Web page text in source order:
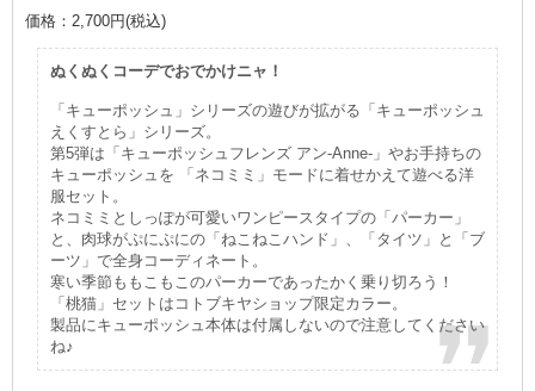
価格：2,700円(税込)
ぬくぬくコーデでおでかけニャ！
「キューポッシュ」シリーズの遊びが拡がる「キューポッシュ
えくすとら」シリーズ。
第5弾は「キューポッシュフレンズ アン-Anne-」やお手持ちの
キューポッシュを 「ネコミミ」モードに着せかえて遊べる洋
服セット。
ネコミミとしっぽが可愛いワンピースタイプの「パーカー」
と、肉球がぷにぷにの「ねこねこハンド」、「タイツ」と「ブ
ーツ」で全身コーディネート。
寒い季節ももこもこのパーカーであったかく乗り切ろう！
「桃猫」セットはコトブキヤショップ限定カラー。
製品にキューポッシュ本体は付属しないので注意してください
ね♪